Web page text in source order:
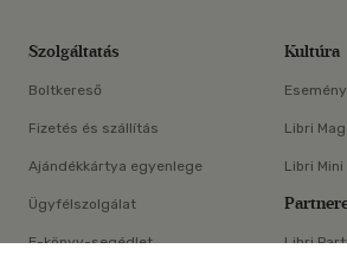
Szolgáltatás
Boltkereső
Fizetés és szállítás
Ajándékkártya egyenlege
Ügyfélszolgálat
E-könyv-segédlet
Kultúra
Libri
Libri Mini
Libri